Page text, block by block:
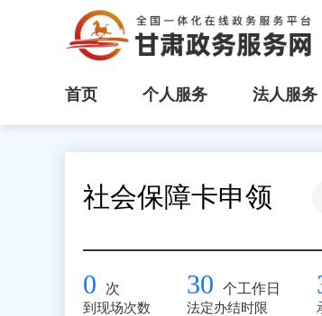
首页 个人服务 法人服务
社会保障卡申领
0 次
到现场次数
30 个工作日
法定办结时限